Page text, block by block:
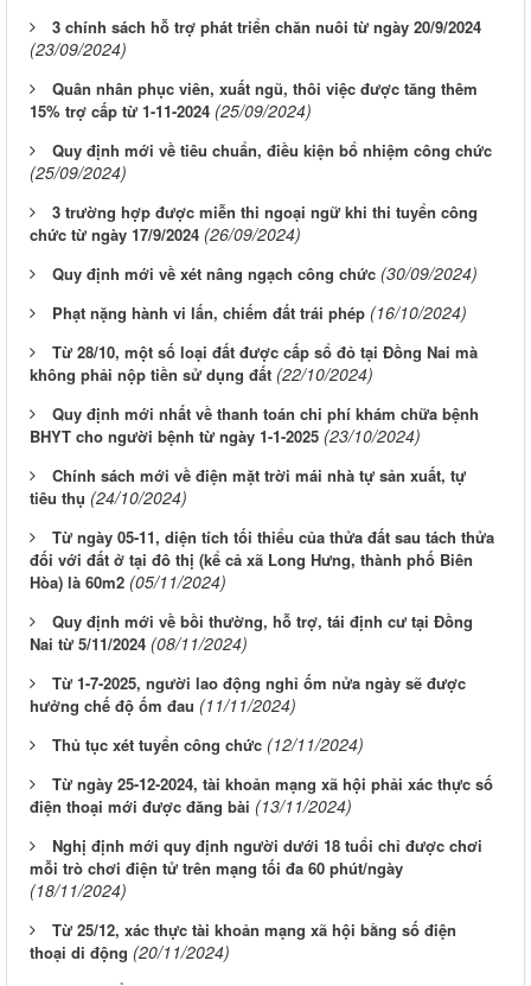
3 chính sách hỗ trợ phát triển chăn nuôi từ ngày 20/9/2024
(23/09/2024)
Quân nhân phục viên, xuất ngũ, thôi việc được tăng thêm
15% trợ cấp từ 1-11-2024 (25/09/2024)
Quy định mới về tiêu chuẩn, điều kiện bổ nhiệm công chức
(25/09/2024)
3 trường hợp được miễn thi ngoại ngữ khi thi tuyển công
chức từ ngày 17/9/2024 (26/09/2024)
Quy định mới về xét nâng ngạch công chức (30/09/2024)
Phạt nặng hành vi lấn, chiếm đất trái phép (16/10/2024)
Từ 28/10, một số loại đất được cấp sổ đỏ tại Đồng Nai mà
không phải nộp tiền sử dụng đất (22/10/2024)
Quy định mới nhất về thanh toán chi phí khám chữa bệnh
BHYT cho người bệnh từ ngày 1-1-2025 (23/10/2024)
Chính sách mới về điện mặt trời mái nhà tự sản xuất, tự
tiêu thụ (24/10/2024)
Từ ngày 05-11, diện tích tối thiểu của thửa đất sau tách thửa
đối với đất ở tại đô thị (kể cả xã Long Hưng, thành phố Biên
Hòa) là 60m2 (05/11/2024)
Quy định mới về bồi thường, hỗ trợ, tái định cư tại Đồng
Nai từ 5/11/2024 (08/11/2024)
Từ 1-7-2025, người lao động nghỉ ốm nửa ngày sẽ được
hưởng chế độ ốm đau (11/11/2024)
Thủ tục xét tuyển công chức (12/11/2024)
Từ ngày 25-12-2024, tài khoản mạng xã hội phải xác thực số
điện thoại mới được đăng bài (13/11/2024)
Nghị định mới quy định người dưới 18 tuổi chỉ được chơi
mỗi trò chơi điện tử trên mạng tối đa 60 phút/ngày
(18/11/2024)
Từ 25/12, xác thực tài khoản mạng xã hội bằng số điện
thoại di động (20/11/2024)